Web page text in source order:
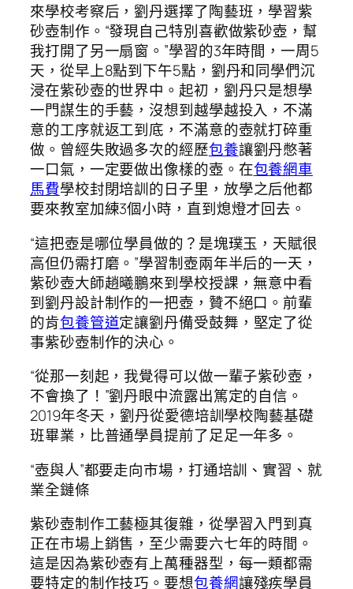
來學校考察后，劉丹選擇了陶藝班，學習紫
砂壺制作。“發現自己特別喜歡做紫砂壺，幫
我打開了另一扇窗。”學習的3年時間，一周5
天，從早上8點到下午5點，劉丹和同學們沉
浸在紫砂壺的世界中。起初，劉丹只是想學
一門謀生的手藝，沒想到越學越投入，不滿
意的工序就返工到底，不滿意的壺就打碎重
做。曾經失敗過多次的經歷包養讓劉丹憋著
一口氣，一定要做出像樣的壺。在包養網車
馬費學校封閉培訓的日子里，放學之后他都
要來教室加練3個小時，直到熄燈才回去。
“這把壺是哪位學員做的？是塊璞玉，天賦很
高但仍需打磨。”學習制壺兩年半后的一天，
紫砂壺大師趙曦鵬來到學校授課，無意中看
到劉丹設計制作的一把壺，贊不絕口。前輩
的肯包養管道定讓劉丹備受鼓舞，堅定了從
事紫砂壺制作的決心。
“從那一刻起，我覺得可以做一輩子紫砂壺，
不會換了！”劉丹眼中流露出篤定的自信。
2019年冬天，劉丹從愛德培訓學校陶藝基礎
班畢業，比普通學員提前了足足一年多。
“壺與人”都要走向市場，打通培訓、實習、就
業全鏈條
紫砂壺制作工藝極其復雜，從學習入門到真
正在市場上銷售，至少需要六七年的時間。
這是因為紫砂壺有上萬種器型，每一類都需
要特定的制作技巧。要想包養網讓殘疾學員